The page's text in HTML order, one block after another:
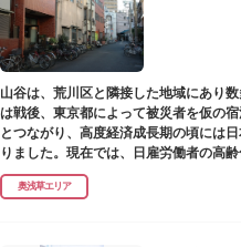
山谷は、荒川区と隣接した地域にあり
は戦後、東京都によって被災者を仮の
とつながり、高度経済成長期の頃には
りました。現在では、日雇労働者の高
者に代わって、外国人の利用が増えてい
奥浅草エリア